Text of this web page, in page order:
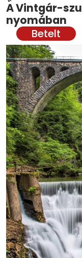
A Vintgár-
nyomában